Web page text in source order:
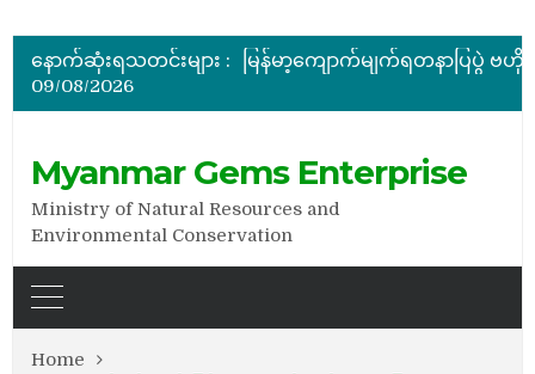
နောက်ဆုံးရသတင်းများ :
09/08/2026
Myanmar Gems Enterprise
Ministry of Natural Resources and
Environmental Conservation
Home